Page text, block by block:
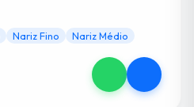
Nariz Fino Nariz Médio